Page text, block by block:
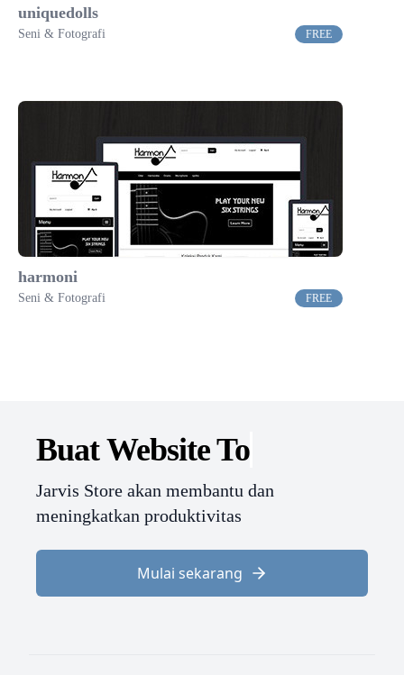
uniquedolls
Seni & Fotografi FREE
harmoni
Seni & Fotografi FREE
Buat Website
Jarvis Store akan membantu dan
meningkatkan produktivitas
Mulai sekarang